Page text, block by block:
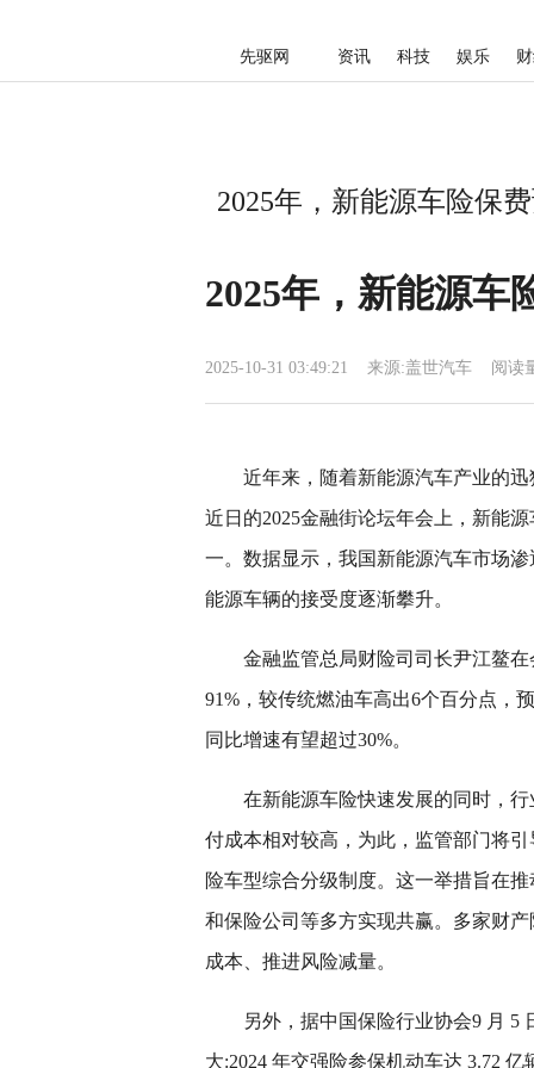
先驱网 资讯 科技 娱乐
2025年，新能源车险保
2025年，新能源车
2025-10-31 03:49:21 来源:盖世汽车 阅读
近年来，随着新能源汽车产业的
近日的2025金融街论坛年会上，新能
一。数据显示，我国新能源汽车市场
能源车辆的接受度逐渐攀升。
金融监管总局财险司司长尹江鳌
91%，较传统燃油车高出6个百分点，
同比增速有望超过30%。
在新能源车险快速发展的同时，
付成本相对较高，为此，监管部门将
险车型综合分级制度。这一举措旨在
和保险公司等多方实现共赢。多家财
成本、推进风险减量。
另外，据中国保险行业协会9 月 5
大:2024 年交强险参保机动车达 3.72